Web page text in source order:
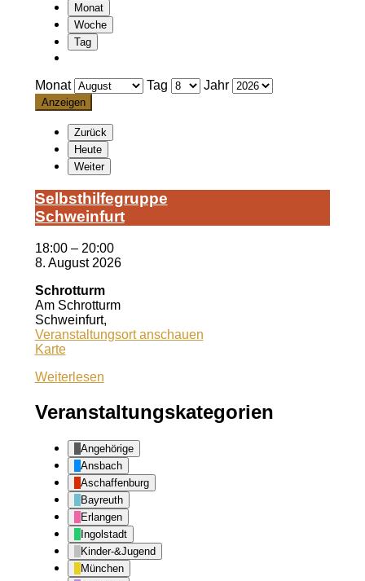
Monat
Woche
Tag
Monat Tag Jahr
Zurück
Heute
Weiter
Selbst­hil­fe­grup­pe
Schwein­furt
18:00 – 20:00
8. August 2026
Schrotturm
Am Schrotturm
Schweinfurt,
Veranstaltungsort anschauen
KarteSchrotturm
Weiterlesen
Veranstaltungskategorien
Angehörige
Ansbach
Aschaffenburg
Bayreuth
Erlangen
Ingolstadt
Kinder-&Jugend
München